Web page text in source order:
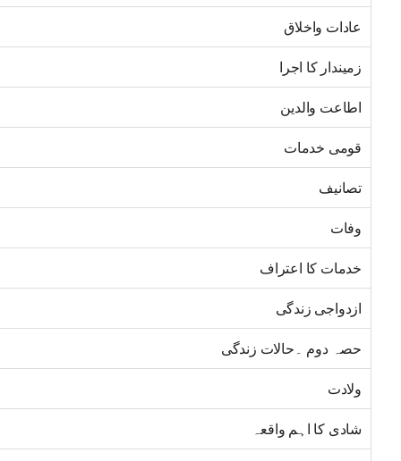
عادات واخلاق
زمیندار کا اجرا
اطاعت والدین
قومی خدمات
تصانیف
وفات
خدمات کا اعتراف
ازدواجی زندگی
حصہ دوم ۔حالات زندگی
ولادت
شادی کا اہم واقعہ